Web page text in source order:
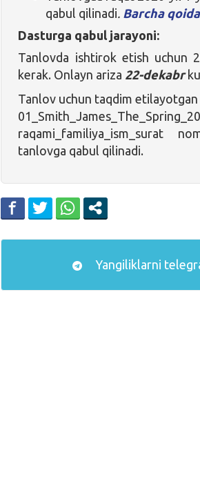
qabul qilinadi Barcha
Dasturga qabul jarayoni:
Tanlovda ishtirok etish uchun
kerak. Onlayn ariza 22-dekabr
Tanlov uchun taqdim etilayotgan
raqami_familiya_ism_surat
tanlovga qabul qilinadi.
Yangiliklarni